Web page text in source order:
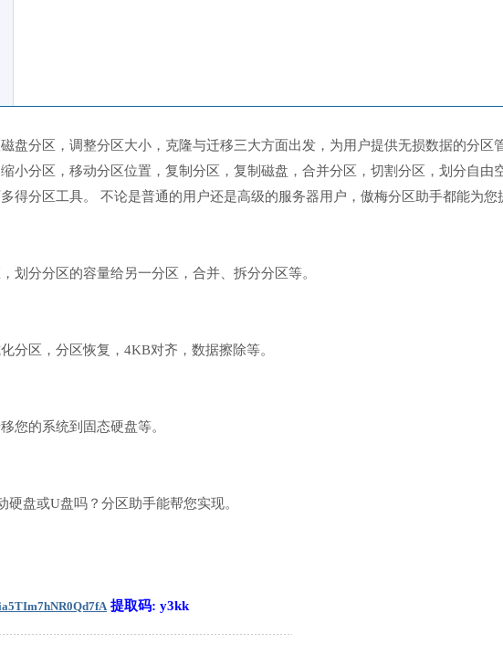
盘分区，调整分区大小，克隆与迁移三大方面出发，为用户提供无损数据的分区
小分区，移动分区位置，复制分区，复制磁盘，合并分区，切割分区，划分自由
得分区工具。 不论是普通的用户还是高级的服务器用户，傲梅分区助手都能为您
划分分区的容量给另一分区，合并、拆分分区等。
分区，分区恢复，4KB对齐，数据擦除等。
您的系统到固态硬盘等。
硬盘或U盘吗？分区助手能帮您实现。
提取码: y3kk